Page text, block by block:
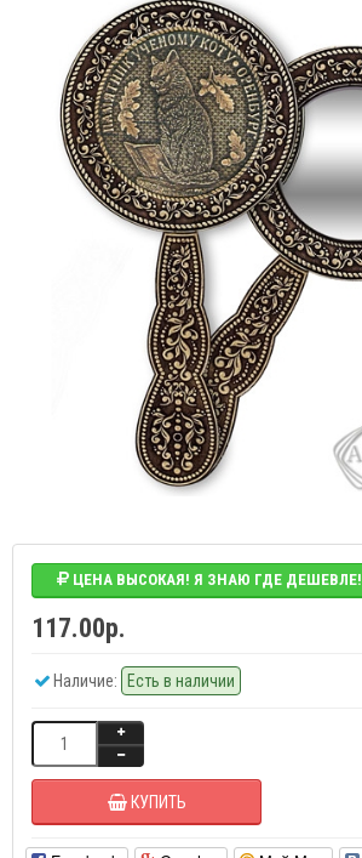
ЦЕНА ВЫСОКАЯ! Я ЗНАЮ ГДЕ ДЕШЕВЛЕ!
117.00р.
Наличие: Есть в наличии
КУПИТЬ